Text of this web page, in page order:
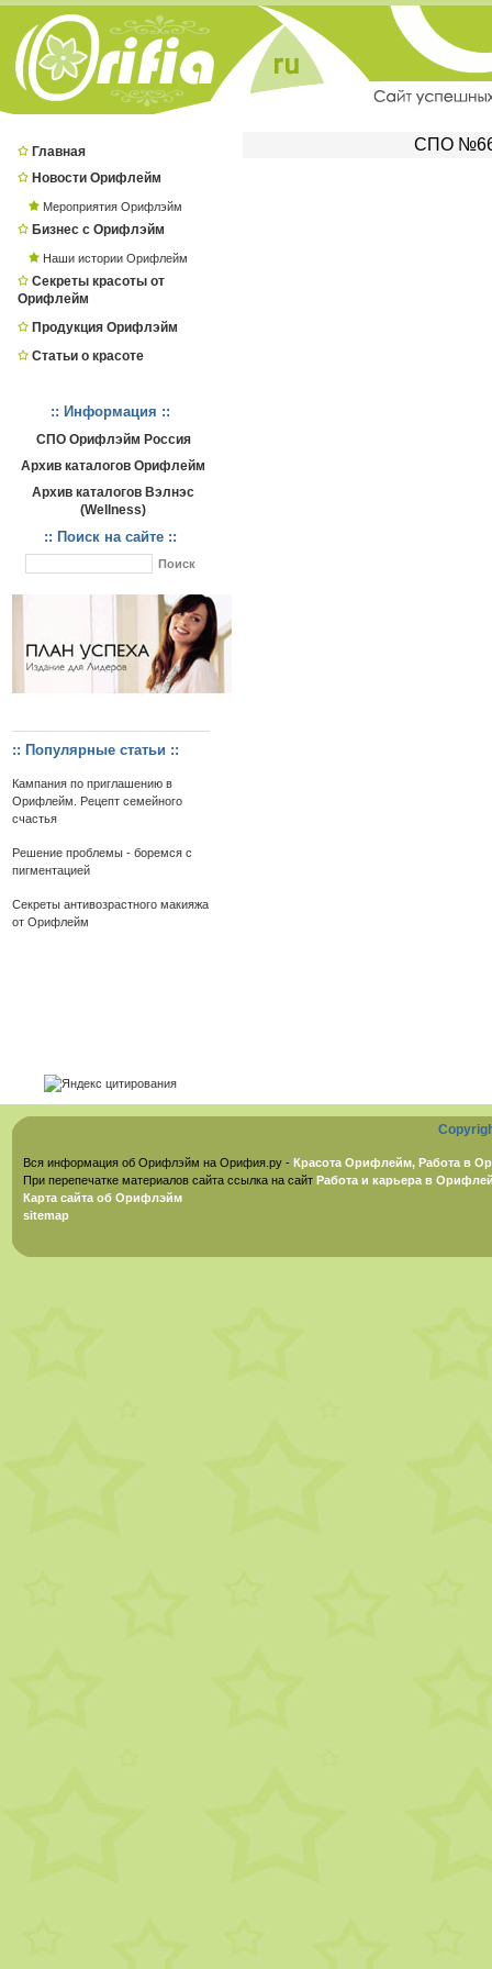
Главная
Новости Орифлейм
Мероприятия Орифлэйм
Бизнес с Орифлэйм
Наши истории Орифлейм
Секреты красоты от
Орифлейм
Продукция Орифлэйм
Статьи о красоте
:: Информация ::
СПО Орифлэйм Россия
Архив каталогов Орифлейм
Архив каталогов Вэлнэс
(Wellness)
:: Поиск на сайте ::
:: Популярные статьи ::
Кампания по приглашению в
Орифлейм. Рецепт семейного
счастья
Решение проблемы - боремся с
пигментацией
Секреты антивозрастного макияжа
от Орифлейм
СПО
Вся информация об Орифлэйм на Орифия.ру - Красота Орифлейм, Работа в
При перепечатке материалов сайта ссылка на сайт Работа и карьера в
Карта сайта об Орифлэйм
sitemap